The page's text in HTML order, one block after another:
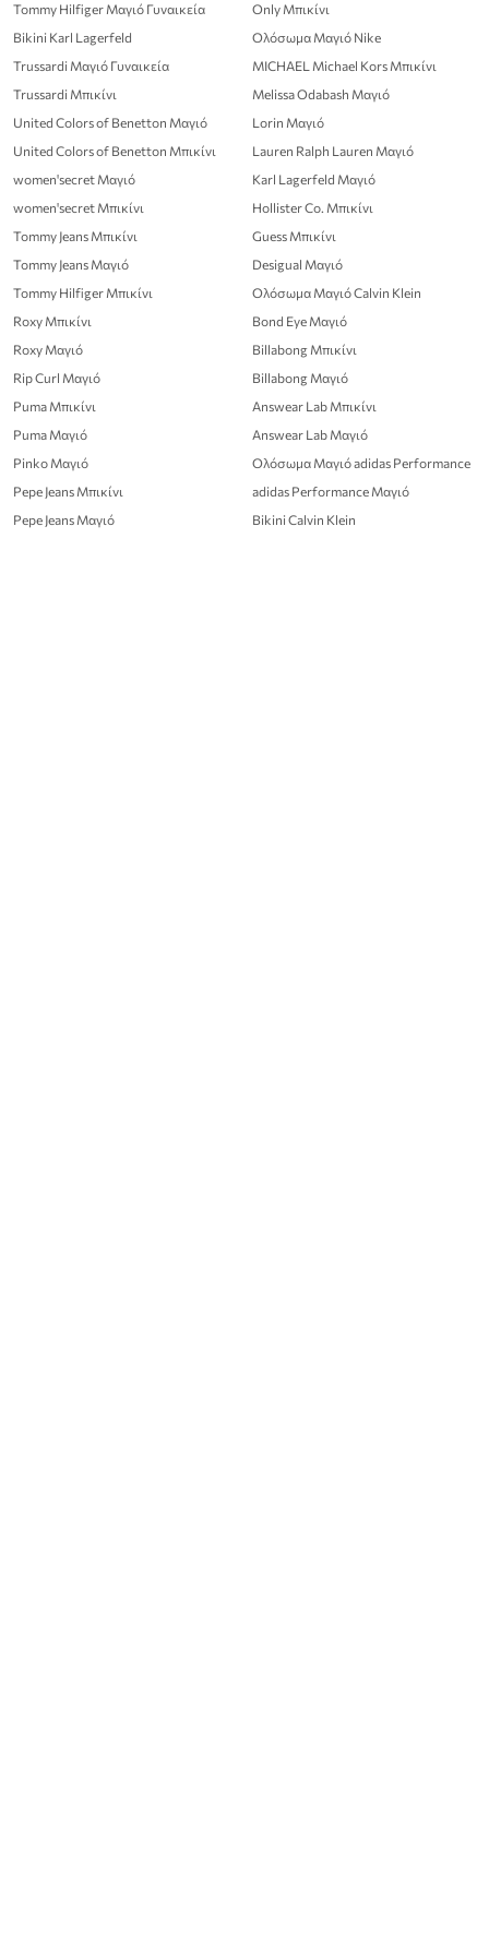
Tommy Hilfiger Μαγιό Γυναικεία
Bikini Karl Lagerfeld
Trussardi Μαγιό Γυναικεία
Trussardi Μπικίνι
United Colors of Benetton Μαγιό
United Colors of Benetton Μπικίνι
women'secret Μαγιό
women'secret Μπικίνι
Tommy Jeans Μπικίνι
Tommy Jeans Μαγιό
Tommy Hilfiger Μπικίνι
Roxy Μπικίνι
Roxy Μαγιό
Rip Curl Μαγιό
Puma Μπικίνι
Puma Μαγιό
Pinko Μαγιό
Pepe Jeans Μπικίνι
Pepe Jeans Μαγιό
Only Μπικίνι
Ολόσωμα Μαγιό Nike
MICHAEL Michael Kors Μπικίνι
Melissa Odabash Μαγιό
Lorin Μαγιό
Lauren Ralph Lauren Μαγιό
Karl Lagerfeld Μαγιό
Hollister Co. Μπικίνι
Guess Μπικίνι
Desigual Μαγιό
Ολόσωμα Μαγιό Calvin Klein
Bond Eye Μαγιό
Billabong Μπικίνι
Billabong Μαγιό
Answear Lab Μπικίνι
Answear Lab Μαγιό
Ολόσωμα Μαγιό adidas Performance
adidas Performance Μαγιό
Bikini Calvin Klein